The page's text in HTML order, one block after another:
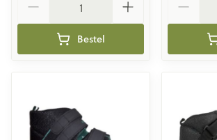
Bestel